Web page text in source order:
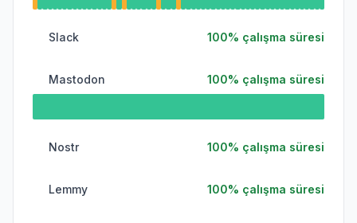
Slack 100% çalışma süresi
Mastodon 100% çalışma süresi
Nostr 100% çalışma süresi
Lemmy 100% çalışma süresi